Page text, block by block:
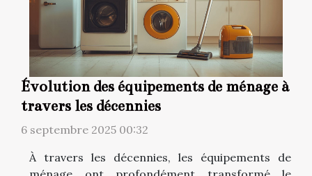
Évolution des équipements de ménage à
travers les décennies
6 septembre 2025 00:32
À travers les décennies, les équipements de